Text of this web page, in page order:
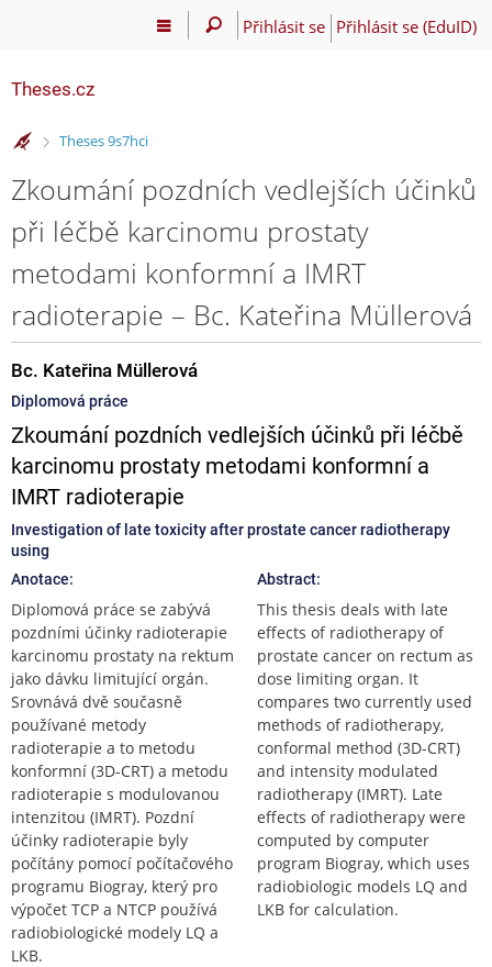
Přihlásit se Přihlásit se (EduID)
Theses.cz
>
Theses 9s7hci
Zkoumání pozdních vedlejších účinků
při léčbě karcinomu prostaty
metodami konformní a IMRT
radioterapie – Bc. Kateřina Müllerová
Bc. Kateřina Müllerová
Diplomová práce
Zkoumání pozdních vedlejších účinků při léčbě
karcinomu prostaty metodami konformní a
IMRT radioterapie
Investigation of late toxicity after prostate cancer radiotherapy
using
Anotace:
Diplomová práce se zabývá
pozdními účinky radioterapie
karcinomu prostaty na rektum
jako dávku limitující orgán.
Srovnává dvě současně
používané metody
radioterapie a to metodu
konformní (3D-CRT) a metodu
radioterapie s modulovanou
intenzitou (IMRT). Pozdní
účinky radioterapie byly
počítány pomocí počítačového
programu Biogray, který pro
výpočet TCP a NTCP používá
radiobiologické modely LQ a
LKB.
Abstract:
This thesis deals with late
effects of radiotherapy of
prostate cancer on rectum as
dose limiting organ. It
compares two currently used
methods of radiotherapy,
conformal method (3D-CRT)
and intensity modulated
radiotherapy (IMRT). Late
effects of radiotherapy were
computed by computer
program Biogray, which uses
radiobiologic models LQ and
LKB for calculation.